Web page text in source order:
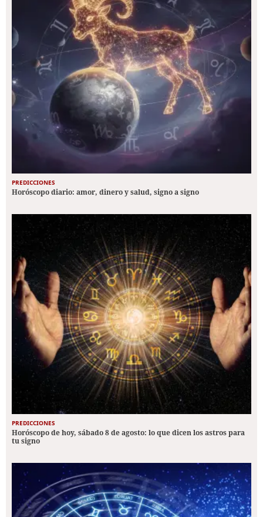
PREDICCIONES
Horóscopo diario: amor, dinero y salud, signo a signo
PREDICCIONES
Horóscopo de hoy, sábado 8 de agosto: lo que dicen los astros para
tu signo